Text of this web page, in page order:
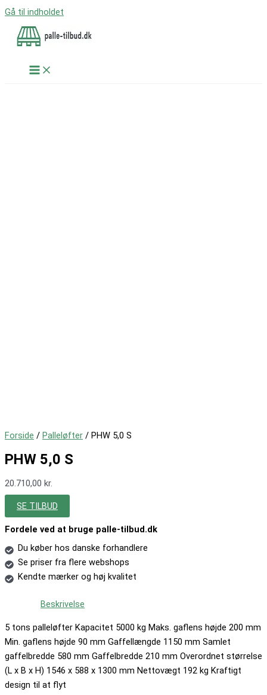
Gå til indholdet
Forside / Palleløfter / PHW 5,0 S
PHW 5,0 S
20.710,00 kr.
SE TILBUD
Fordele ved at bruge palle-tilbud.dk
Du køber hos danske forhandlere
Se priser fra flere webshops
Kendte mærker og høj kvalitet
Beskrivelse
5 tons palleløfter Kapacitet 5000 kg Maks. gaflens højde 200 mm
Min. gaflens højde 90 mm Gaffellængde 1150 mm Samlet
gaffelbredde 580 mm Gaffelbredde 210 mm Overordnet størrelse
(L x B x H) 1546 x 588 x 1300 mm Nettovægt 192 kg Kraftigt
design til at flyt